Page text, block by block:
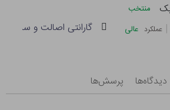
منتخب
| عملکرد عالی گارانتی اصالت و سلامت
دیدگاه‌ها پرسش‌ها